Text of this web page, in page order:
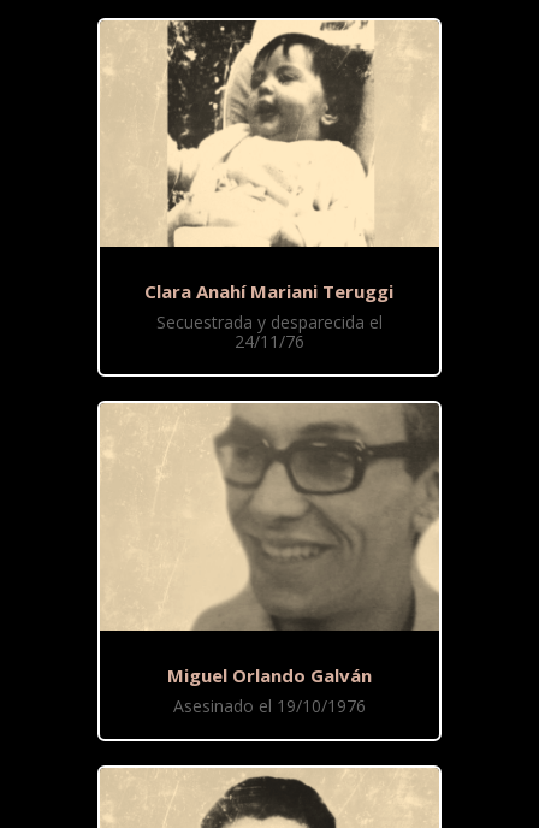
Clara Anahí Mariani Teruggi
Secuestrada y desparecida el
24/11/76
Miguel Orlando Galván
Asesinado el 19/10/1976